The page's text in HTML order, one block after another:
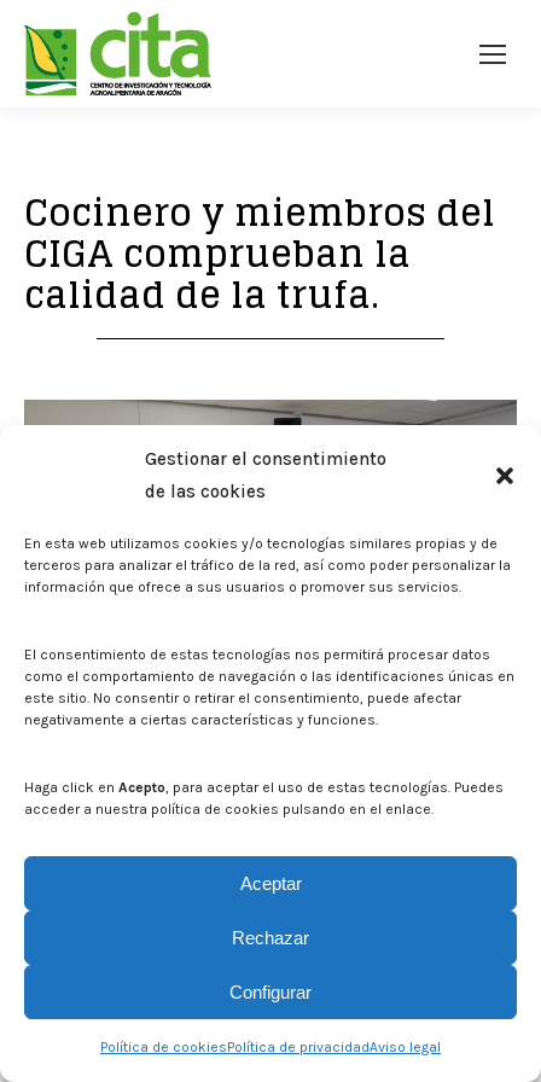
Gestionar el consentimiento
de las cookies
En esta web utilizamos cookies y/o tecnologías similares propias y de
terceros para analizar el tráfico de la red, así como poder personalizar la
información que ofrece a sus usuarios o promover sus servicios.
El consentimiento de estas tecnologías nos permitirá procesar datos
como el comportamiento de navegación o las identificaciones únicas en
este sitio. No consentir o retirar el consentimiento, puede afectar
negativamente a ciertas características y funciones.
Haga click en Acepto, para aceptar el uso de estas tecnologías. Puedes
acceder a nuestra política de cookies pulsando en el enlace.
Aceptar
Rechazar
Configurar
Política de cookiesPolítica de privacidadAviso legal
Cocinero y miembros del
CIGA comprueban la
calidad de la trufa.
Legal